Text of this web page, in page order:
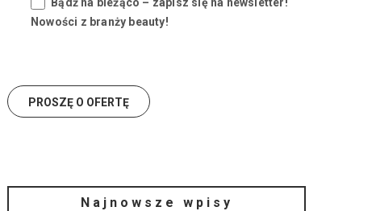
Nowości z branży beauty!
Najnowsze wpisy